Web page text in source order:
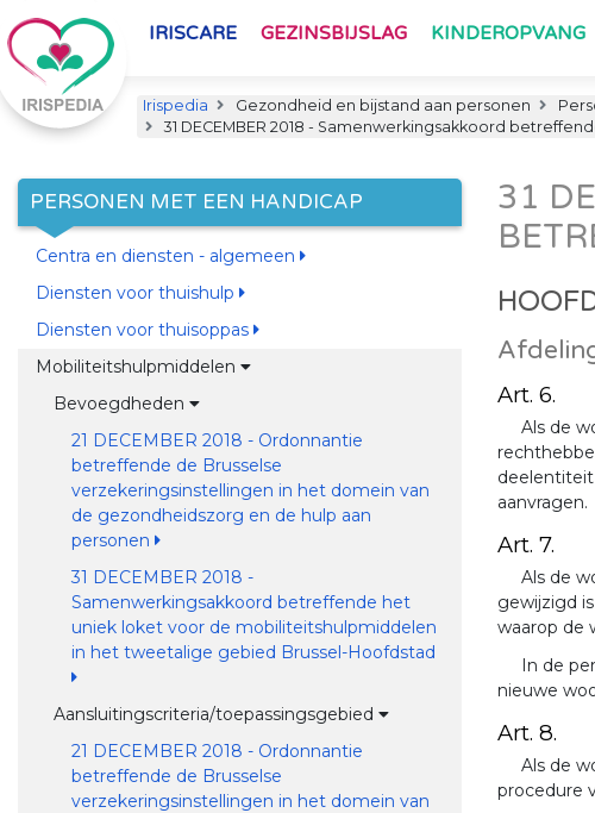
IRISCARE GEZINSBIJSLAG KINDEROPVANG
Irispedia Gezondheid en bijstand aan personen
31 DECEMBER 2018 - Samenwerkingsakkoord
PERSONEN MET EEN HANDICAP
Centra en diensten - algemeen
Diensten voor thuishulp
Diensten voor thuisoppas
Mobiliteitshulpmiddelen
Bevoegdheden
21 DECEMBER 2018 - Ordonnantie
betreffende de Brusselse
verzekeringsinstellingen in het domein van
de gezondheidszorg en de hulp aan
personen
31 DECEMBER 2018 -
Samenwerkingsakkoord betreffende het
uniek loket voor de mobiliteitshulpmiddelen
in het tweetalige gebied Brussel-Hoofdstad
Aansluitingscriteria/toepassingsgebied
21 DECEMBER 2018 - Ordonnantie
betreffende de Brusselse
verzekeringsinstellingen in het domein van
31
Art. 6.
Als de
aanvragen.
Art. 7.
Als de
gewijzigd
waarop de
In de
nieuwe
Art. 8.
Als de
procedure